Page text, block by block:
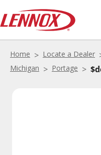
Home Locate a Dealer
Michigan
Portage